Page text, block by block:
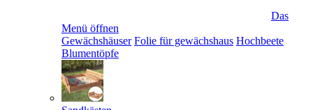
Das
Menü öffnen
Gewächshäuser Folie für gewächshaus Hochbeete
Blumentöpfe